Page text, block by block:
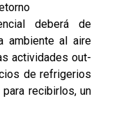
deberá de
ambiente al aire
actividades out-
de refrigerios
recibirlos, un